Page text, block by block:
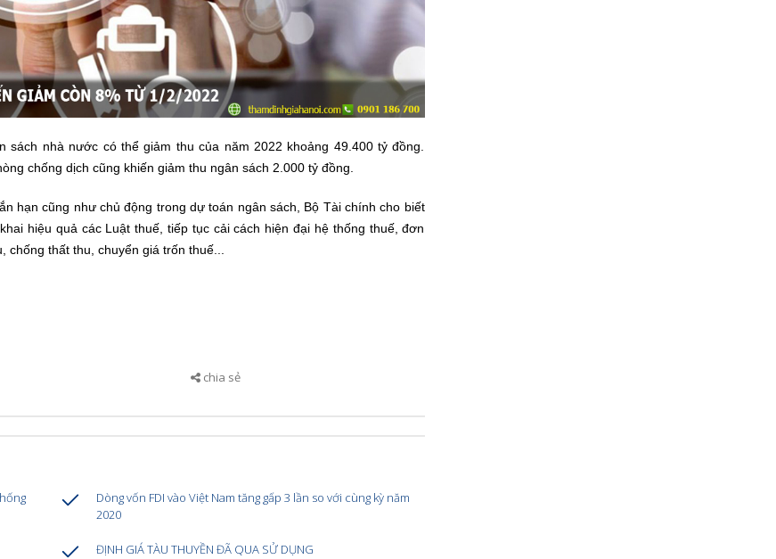
sách nhà nước có thể giảm thu của năm 2022 khoảng 49.400 tỷ đồng.
chống dịch cũng khiến giảm thu ngân sách 2.000 tỷ đồng.
hạn cũng như chủ động trong dự toán ngân sách, Bộ Tài chính cho biết
hiệu quả các Luật thuế, tiếp tục cải cách hiện đại hệ thống thuế, đơn
chống thất thu, chuyển giá trốn thuế...
chia sẻ
Dòng vốn FDI vào Việt Nam tăng gấp 3 lần so với cùng kỳ năm
2020
ĐỊNH GIÁ TÀU THUYỀN ĐÃ QUA SỬ DỤNG